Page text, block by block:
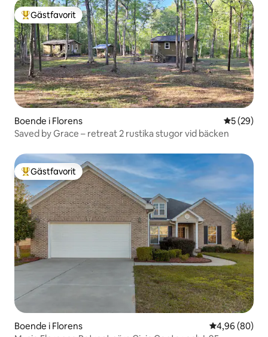
Populär gästfavorit
Gästfavorit
Boende i Florens 5 av 5 i
5 (29)
Saved by Grace – retreat 2 rustika stugor vid bäcken
Populär gästfavorit
Gästfavorit
Boende i Florens 4,96 av 5 i
4,96 (80)